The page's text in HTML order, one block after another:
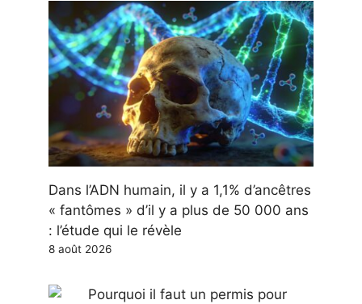
Dans l’ADN humain, il y a 1,1% d’ancêtres
« fantômes » d’il y a plus de 50 000 ans
: l’étude qui le révèle
8 août 2026